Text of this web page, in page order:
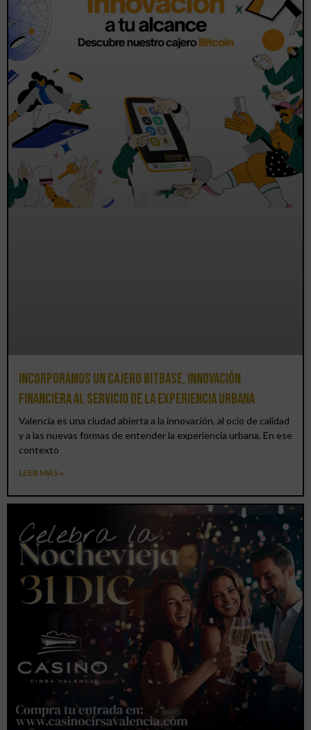
Incorporamos un cajero BitBase, innovación
financiera al servicio de la experiencia urbana
Valencia es una ciudad abierta a la innovación, al ocio de calidad
y a las nuevas formas de entender la experiencia urbana. En ese
contexto
LEER MÁS »